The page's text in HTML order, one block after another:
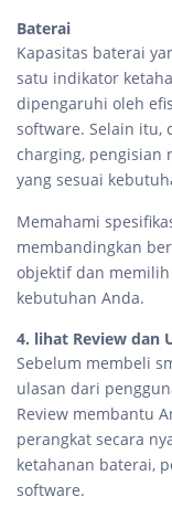
Baterai
Kapasitas baterai
satu indikator
dipengaruhi oleh
software. Selain itu,
charging, pengisian
yang sesuai
Memahami
membandingkan
objektif dan
kebutuhan Anda.
4. lihat Review dan
Sebelum membeli
ulasan dari
Review membantu
perangkat secara
ketahanan baterai,
software.